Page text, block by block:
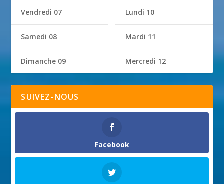
Vendredi 07
Samedi 08
Dimanche 09
Lundi 10
Mardi 11
Mercredi 12
SUIVEZ-NOUS
Facebook